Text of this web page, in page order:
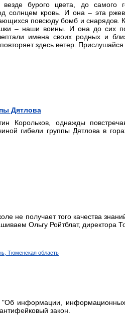
бурого цвета, до самого
солнцем кровь. И она – эта
повсюду бомб и снарядов.
– наши воины. И она до сих
имена своих родных и
здесь ветер.
Дятлова
Корольков, однажды
гибели группы Дятлова в
не получает того качества
Ольгу Ройтблат, директора
Тюменская область
"Об информации,
закон.